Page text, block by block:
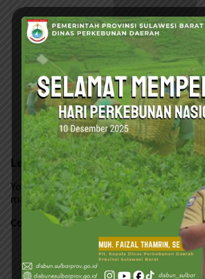
Admin
Leave a Reply
Your email address will not be published.
marked*
Comment*